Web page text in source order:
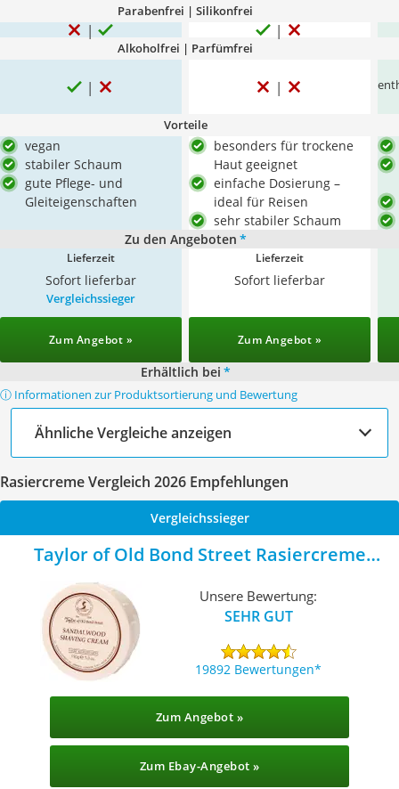
Parabenfrei | Silikonfrei
Alkoholfrei | Parfümfrei
Vorteile
vegan
stabiler Schaum
gute Pflege- und
Gleiteigenschaften
besonders für trockene
Haut geeignet
einfache Dosierung –
ideal für Reisen
sehr stabiler Schaum
Zu den Angeboten *
Lieferzeit
Sofort lieferbar
Lieferzeit
Sofort lieferbar
Vergleichssieger
Zum Angebot » Zum Angebot »
Erhältlich bei *
ⓘ Informationen zur Produktsortierung und Bewertung
Ähnliche Vergleiche anzeigen
Rasiercreme Vergleich 2026 Empfehlungen
Vergleichssieger
Taylor of Old Bond Street Rasiercreme
Unsere Bewertung:
SEHR GUT
19892 Bewertungen
Zum Angebot »
Zum Ebay-Angebot »